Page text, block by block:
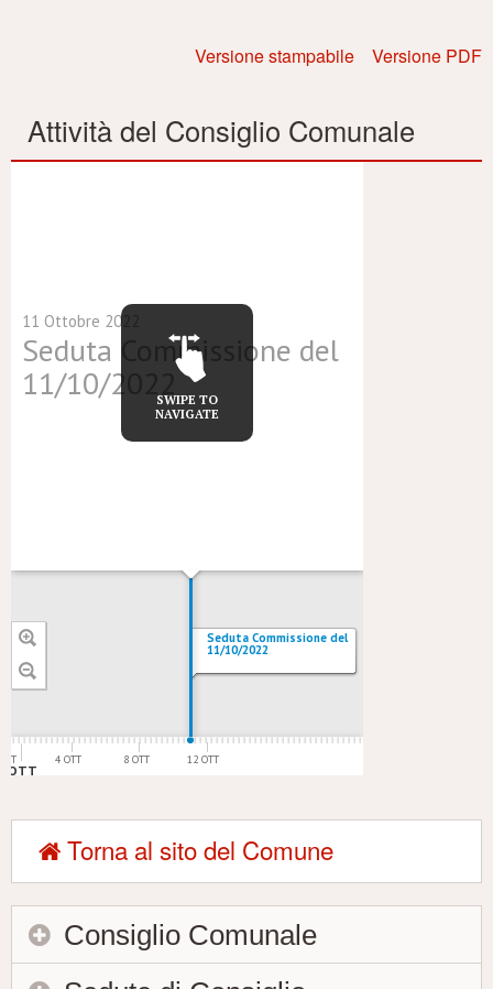
Versione stampabile Versione PDF
Attività del Consiglio Comunale
11 Ottobre 2022
Seduta Commissione del
11/10/2022SWIPE TO
NAVIGATE
Seduta Commissione del
11/10/2022
OTT
4 OTT 8 OTT 12 OTT
Torna al sito del Comune
Consiglio Comunale